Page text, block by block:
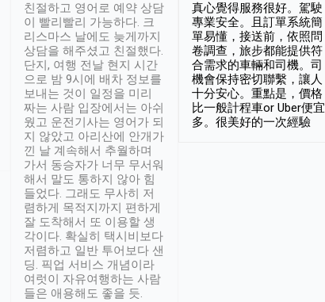
친절하고 영어로 예약 상담
이 빨리빨리 가능하다. 크
리스마스 날에도 늦게까지
상담을 해주셨고 친절했다.
단지, 여행 전날 현지 시간
으로 밤 9시에 배차 정보를
보내는 것이 일정을 미리
짜는 사람 입장에서는 아쉬
웠고 운전기사는 영어가 되
지 않았고 아리산에 안개가
낀 날 계속해서 추월하며
가서 동승자가 너무 무서워
해서 말도 통하지 않아 힘
들었다. 그래도 무사히 저
렴하게 목적지까지 편하게
잘 도착해서 또 이용할 생
각이다. 확실히 택시비보다
저렴하고 일반 투어보다 샌
딩. 픽업 서비스 개념이라
여럿이 자유여행하는 사람
들은 애용해도 좋을 듯.
真心覺得服務很好。駕駛
專業安全。且訂單系統簡
單易懂，接送前，依照問
卷調查，旅步都能提供符
合需求的車輛和司機。司
機會保持密切聯繫，讓人
十分安心。重點是，價格
比一般計程車or Uber便宜
多。很美好的一次經驗